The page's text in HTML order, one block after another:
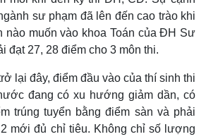
Multimedia
sư phạm đã lên đến cao trào khi
nào muốn vào khoa Toán của ĐH Sư
đạt 27, 28 điểm cho 3 môn thi.
lại đây, điểm đầu vào của thí sinh thi
đang có xu hướng giảm dần, có
trúng tuyển bằng điểm sàn và phải
mới đủ chỉ tiêu. Không chỉ số lượng